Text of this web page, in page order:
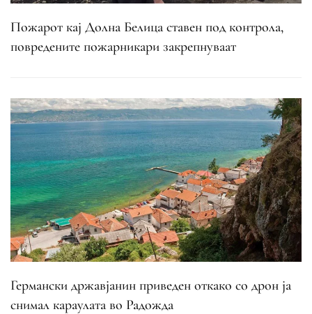
Пожарот кај Долна Белица ставен под контрола,
повредените пожарникари закрепнуваат
Германски државјанин приведен откако со дрон ја
снимал караулата во Радожда